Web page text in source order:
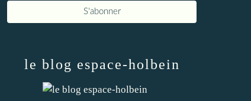
le blog espace-holbein